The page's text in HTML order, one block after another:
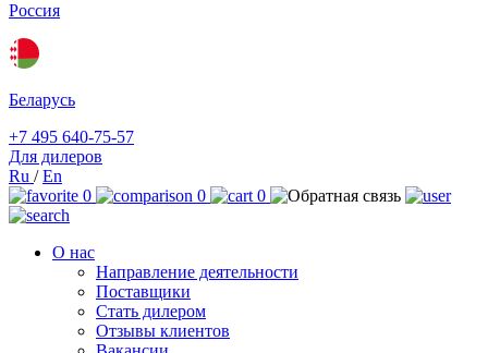
Россия
Беларусь
+7 495 640-75-57
Для дилеров
Ru /En
0
0 0
О нас
Направление деятельности
Поставщики
Стать дилером
Отзывы клиентов